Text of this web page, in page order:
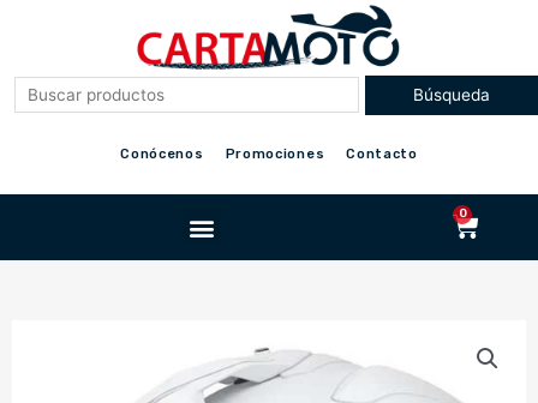
Conócenos Promociones Contacto
Menu 0